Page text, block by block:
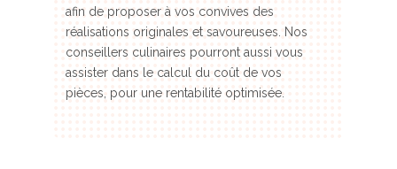
afin de proposer à vos convives des
réalisations originales et savoureuses. Nos
conseillers culinaires pourront aussi vous
assister dans le calcul du coût de vos
pièces, pour une rentabilité optimisée.